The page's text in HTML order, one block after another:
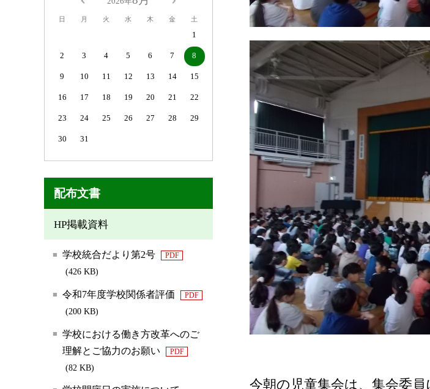
今朝の児童集会は、集会委
日 月 火 水 木 金 土
1
2 3 4 5 6 7 8
9 10 11 12 13 14 15
16 17 18 19 20 21 22
23 24 25 26 27 28 29
30 31
配布文書
HP掲載資料
学校統合だより第2号 PDF
(426 KB)
令和7年度学校関係者評価 PDF
(200 KB)
学校における働き方改革へのご
理解とご協力のお願い
PDF
(82 KB)